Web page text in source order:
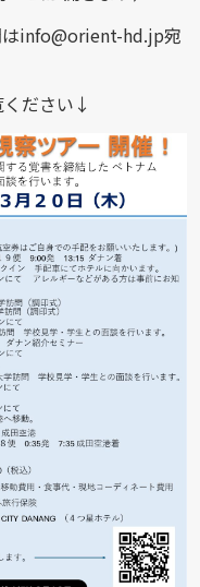
はinfo@orient-hd.jp宛
ださい↓